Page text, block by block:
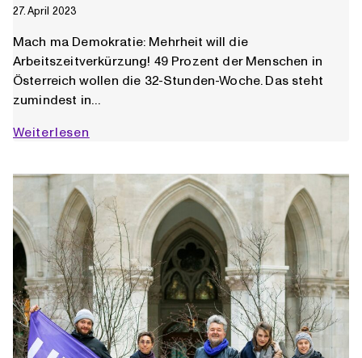
27. April 2023
Mach ma Demokratie: Mehrheit will die
Arbeitszeitverkürzung! 49 Prozent der Menschen in
Österreich wollen die 32-Stunden-Woche. Das steht
zumindest in…
Weiterlesen
Arbeitszeitverkürzung